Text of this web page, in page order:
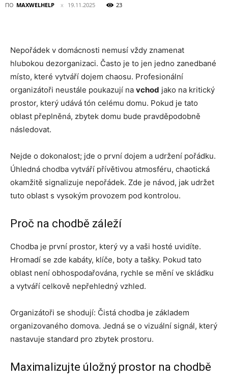
ПО MAXWELHELP 19.11.2025 23
Nepořádek v domácnosti nemusí vždy znamenat
hlubokou dezorganizaci. Často je to jen jedno zanedbané
místo, které vytváří dojem chaosu. Profesionální
organizátoři neustále poukazují na vchod jako na kritický
prostor, který udává tón celému domu. Pokud je tato
oblast přeplněná, zbytek domu bude pravděpodobně
následovat.
Nejde o dokonalost; jde o první dojem a udržení pořádku.
Úhledná chodba vytváří přívětivou atmosféru, chaotická
okamžitě signalizuje nepořádek. Zde je návod, jak udržet
tuto oblast s vysokým provozem pod kontrolou.
Proč na chodbě záleží
Chodba je první prostor, který vy a vaši hosté uvidíte.
Hromadí se zde kabáty, klíče, boty a tašky. Pokud tato
oblast není obhospodařována, rychle se mění ve skládku
a vytváří celkově nepřehledný vzhled.
Organizátoři se shodují: Čistá chodba je základem
organizovaného domova. Jedná se o vizuální signál, který
nastavuje standard pro zbytek prostoru.
Maximalizujte úložný prostor na chodbě